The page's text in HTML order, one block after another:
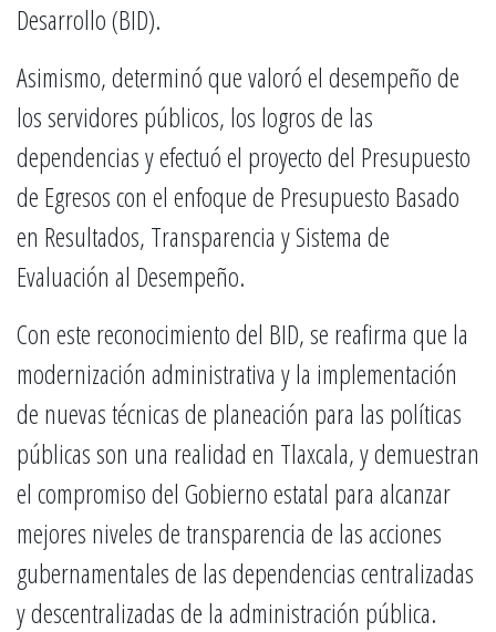
Desarrollo (BID).
Asimismo, determinó que valoró el desempeño de
los servidores públicos, los logros de las
dependencias y efectuó el proyecto del Presupuesto
de Egresos con el enfoque de Presupuesto Basado
en Resultados, Transparencia y Sistema de
Evaluación al Desempeño.
Con este reconocimiento del BID, se reafirma que la
modernización administrativa y la implementación
de nuevas técnicas de planeación para las políticas
públicas son una realidad en Tlaxcala, y demuestran
el compromiso del Gobierno estatal para alcanzar
mejores niveles de transparencia de las acciones
gubernamentales de las dependencias centralizadas
y descentralizadas de la administración pública.